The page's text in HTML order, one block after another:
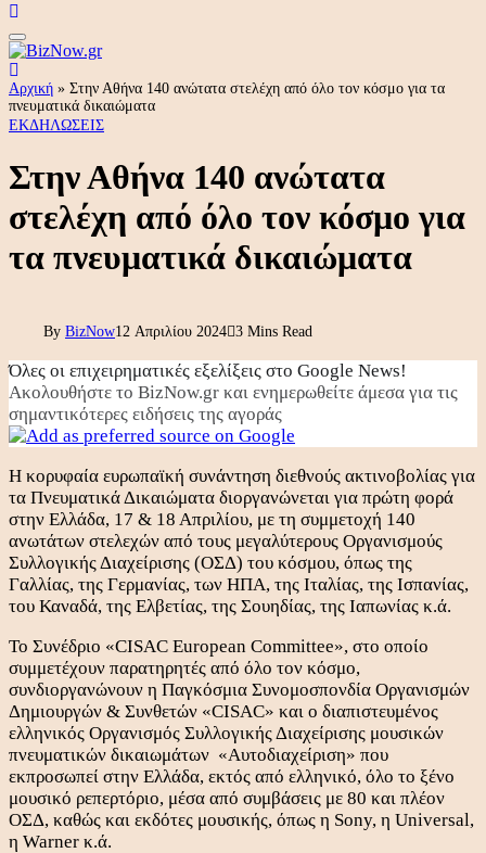
Αρχική » Στην Αθήνα 140 ανώτατα στελέχη από όλο τον κόσμο για τα
πνευματικά δικαιώματα
ΕΚΔΗΛΩΣΕΙΣ
Στην Αθήνα 140 ανώτατα
στελέχη από όλο τον κόσμο για
τα πνευματικά δικαιώματα
By BizNow12 Απριλίου 2024 3 Mins Read
Όλες οι επιχειρηματικές εξελίξεις στο Google News!
Ακολουθήστε το BizNow.gr και ενημερωθείτε άμεσα για τις
σημαντικότερες ειδήσεις της αγοράς
Η κορυφαία ευρωπαϊκή συνάντηση διεθνούς ακτινοβολίας για
τα Πνευματικά Δικαιώματα διοργανώνεται για πρώτη φορά
στην Ελλάδα, 17 & 18 Απριλίου, με τη συμμετοχή 140
ανωτάτων στελεχών από τους μεγαλύτερους Οργανισμούς
Συλλογικής Διαχείρισης (ΟΣΔ) του κόσμου, όπως της
Γαλλίας, της Γερμανίας, των ΗΠΑ, της Ιταλίας, της Ισπανίας,
του Καναδά, της Ελβετίας, της Σουηδίας, της Ιαπωνίας κ.ά.
Το Συνέδριο «CISAC European Committee», στο οποίο
συμμετέχουν παρατηρητές από όλο τον κόσμο,
συνδιοργανώνουν η Παγκόσμια Συνομοσπονδία Οργανισμών
Δημιουργών & Συνθετών «CISAC» και ο διαπιστευμένος
ελληνικός Οργανισμός Συλλογικής Διαχείρισης μουσικών
πνευματικών δικαιωμάτων «Αυτοδιαχείριση» που
εκπροσωπεί στην Ελλάδα, εκτός από ελληνικό, όλο το ξένο
μουσικό ρεπερτόριο, μέσα από συμβάσεις με 80 και πλέον
ΟΣΔ, καθώς και εκδότες μουσικής, όπως η Sony, η Universal,
η Warner κ.ά.